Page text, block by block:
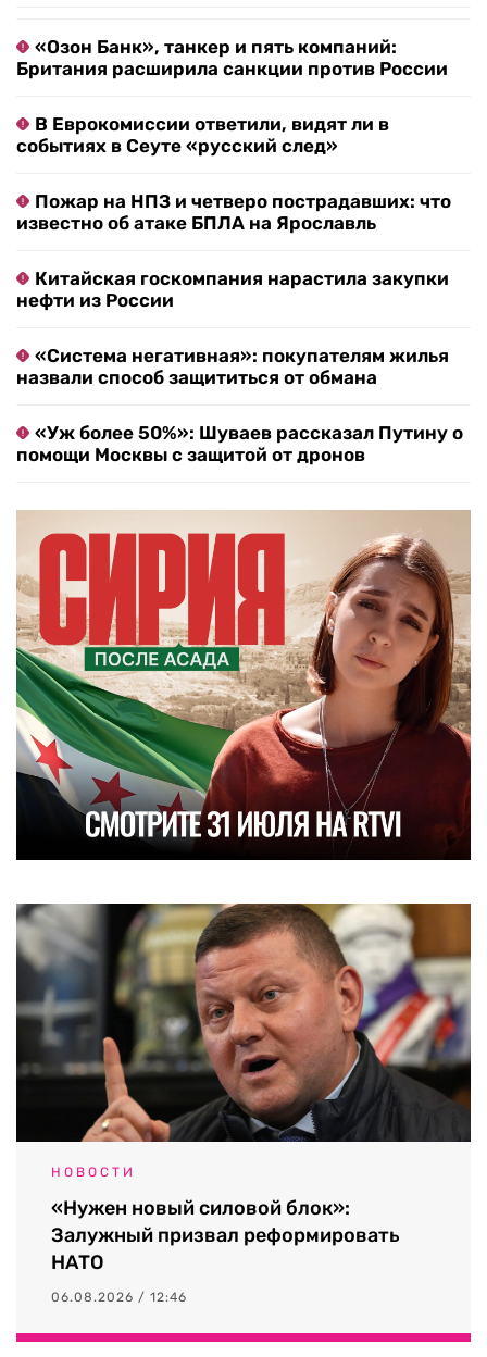
«Озон Банк», танкер и пять компаний:
Британия расширила санкции против России
В Еврокомиссии ответили, видят ли в
событиях в Сеуте «русский след»
Пожар на НПЗ и четверо пострадавших: что
известно об атаке БПЛА на Ярославль
Китайская госкомпания нарастила закупки
нефти из России
«Система негативная»: покупателям жилья
назвали способ защититься от обмана
«Уж более 50%»: Шуваев рассказал Путину о
помощи Москвы с защитой от дронов
НОВОСТИ
«Нужен новый силовой блок»:
Залужный призвал реформировать
НАТО
06.08.2026 / 12:46